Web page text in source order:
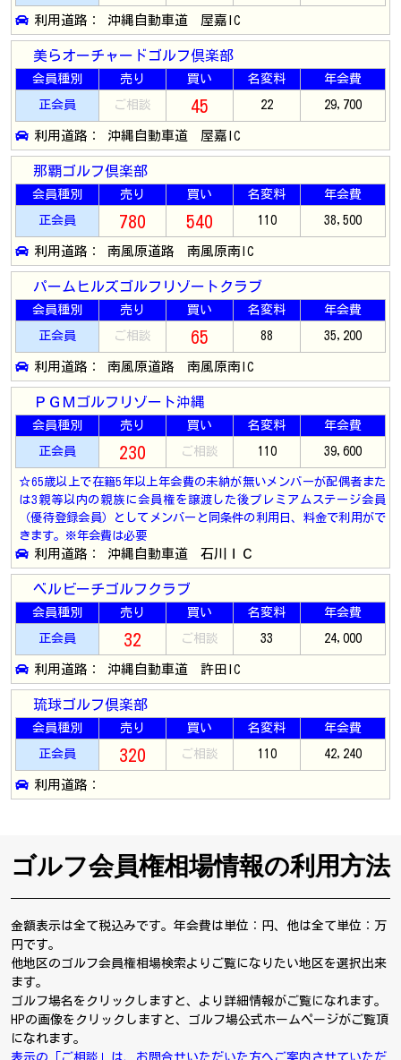
利用道路： 沖縄自動車道 屋嘉IC
美らオーチャードゴルフ倶楽部
会員種別 売り 買い 名変料 年会費
正会員 ご相談 45 22 29,700
利用道路： 沖縄自動車道 屋嘉IC
那覇ゴルフ倶楽部
会員種別 売り 買い 名変料 年会費
正会員 780 540 110 38,500
利用道路： 南風原道路 南風原南IC
パームヒルズゴルフリゾートクラブ
会員種別 売り 買い 名変料 年会費
正会員 ご相談 65 88 35,200
利用道路： 南風原道路 南風原南IC
ＰＧＭゴルフリゾート沖縄
会員種別 売り 買い 名変料 年会費
正会員 230 ご相談 110 39,600
☆65歳以上で在籍5年以上年会費の未納が無いメンバーが配偶者また
は3親等以内の親族に会員権を譲渡した後プレミアムステージ会員
（優待登録会員）としてメンバーと同条件の利用日、料金で利用がで
きます。※年会費は必要
利用道路： 沖縄自動車道 石川ＩＣ
ベルビーチゴルフクラブ
会員種別 売り 買い 名変料 年会費
正会員 32 ご相談 33 24,000
利用道路： 沖縄自動車道 許田IC
琉球ゴルフ倶楽部
会員種別 売り 買い 名変料 年会費
正会員 320 ご相談 110 42,240
利用道路：
ゴルフ会員権相場情報の利用方法
金額表示は全て税込みです。年会費は単位：円、他は全て単位：万
円です。
他地区のゴルフ会員権相場検索よりご覧になりたい地区を選択出来
ます。
ゴルフ場名をクリックしますと、より詳細情報がご覧になれます。
HPの画像をクリックしますと、ゴルフ場公式ホームページがご覧頂
になれます。
表示の「ご相談」は、お問合せいただいた方へご案内させていただ